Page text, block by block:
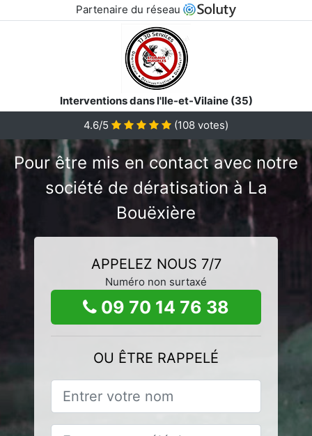
Partenaire du réseau
Interventions dans l'Ile-et-Vilaine (35)
4.6/5
(108 votes)
Pour être mis en contact avec notre
société de dératisation à La
Bouëxière
APPELEZ NOUS 7/7
Numéro non surtaxé
09 70 14 76 38
OU ÊTRE RAPPELÉ